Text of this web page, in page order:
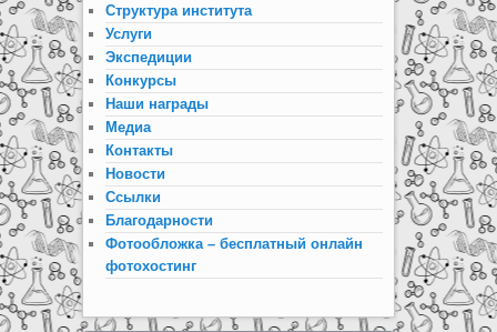
Структура института
Услуги
Экспедиции
Конкурсы
Наши награды
Медиа
Контакты
Новости
Ссылки
Благодарности
Фотообложка – бесплатный онлайн
фотохостинг